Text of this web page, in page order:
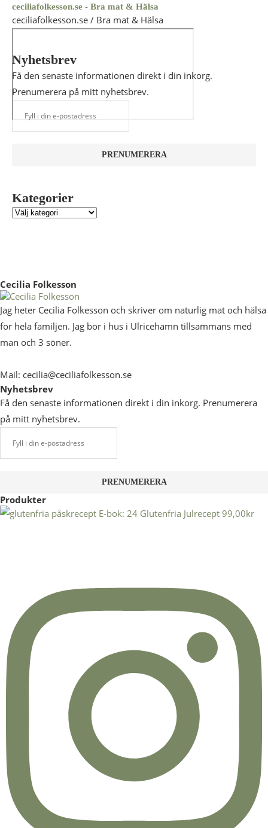
ceciliafolkesson.se - Bra mat & Hälsa
ceciliafolkesson.se / Bra mat & Hälsa
Nyhetsbrev
Få den senaste informationen direkt i din inkorg.
Prenumerera på mitt nyhetsbrev.
Kategorier
Cecilia Folkesson
Jag heter Cecilia Folkesson och skriver om naturlig mat och hälsa
för hela familjen. Jag bor i hus i Ulricehamn tillsammans med
man och 3 söner.
Mail: cecilia@ceciliafolkesson.se
Nyhetsbrev
Få den senaste informationen direkt i din inkorg. Prenumerera
på mitt nyhetsbrev.
Produkter
E-bok: 24 Glutenfria Julrecept 99,00kr